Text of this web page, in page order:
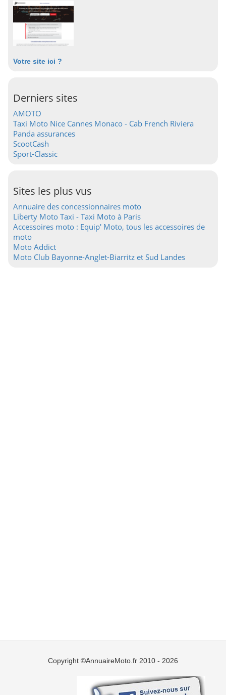
Votre site ici ?
Derniers sites
AMOTO
Taxi Moto Nice Cannes Monaco - Cab French Riviera
Panda assurances
ScootCash
Sport-Classic
Sites les plus vus
Annuaire des concessionnaires moto
Liberty Moto Taxi - Taxi Moto à Paris
Accessoires moto : Equip' Moto, tous les accessoires de
moto
Moto Addict
Moto Club Bayonne-Anglet-Biarritz et Sud Landes
Copyright ©AnnuaireMoto.fr 2010 - 2026